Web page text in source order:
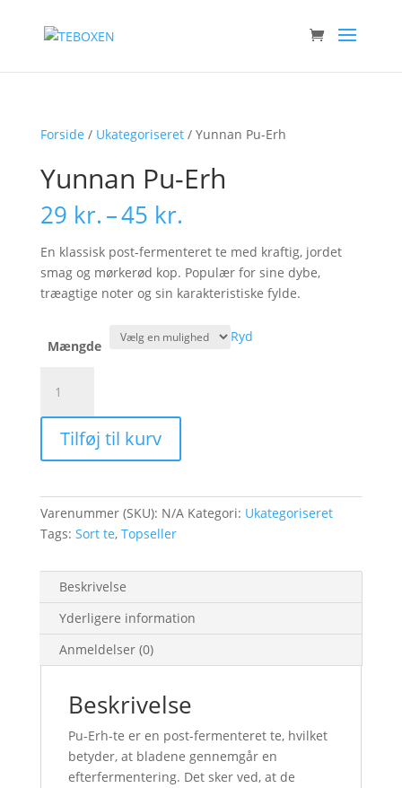
Forside / Ukategoriseret/ Yunnan Pu-Erh
Yunnan Pu-Erh
29 kr.–45 kr.
til
45 kr.
En klassisk post-fermenteret te med kraftig, jordet
smag og mørkerød kop. Populær for sine dybe,
træagtige noter og sin karakteristiske fylde.
Mængde
Ryd
Pu-
Erh
antalTilføj til kurv
Varenummer (SKU): N/A Kategori: Ukategoriseret
Tags: Sort te, Topseller
Beskrivelse
Yderligere information
Anmeldelser (0)
Beskrivelse
Pu-Erh-te er en post-fermenteret te, hvilket
betyder, at bladene gennemgår en
efterfermentering. Det sker ved, at de